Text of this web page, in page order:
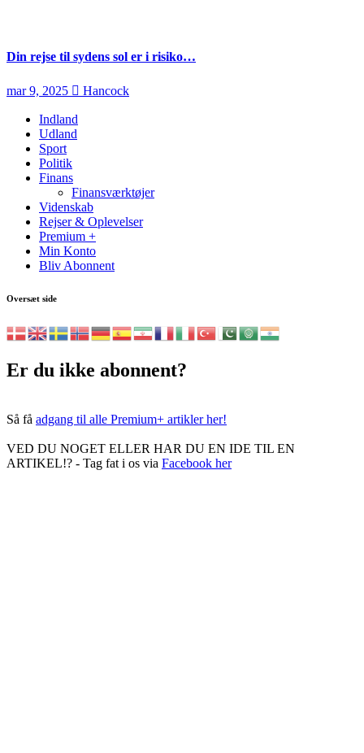
Din rejse til sydens sol er i risiko…
mar 9, 2025 Hancock
Indland
Udland
Sport
Politik
Finans
Finansværktøjer
Videnskab
Rejser & Oplevelser
Premium +
Min Konto
Bliv Abonnent
Oversæt side
Er du ikke abonnent?
Så få adgang til alle Premium+ artikler her!
VED DU NOGET ELLER HAR DU EN IDE TIL EN
ARTIKEL!? - Tag fat i os via Facebook her